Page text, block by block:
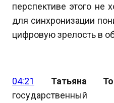
перспективе этого не
для синхронизации
цифровую зрелость в
04:21 Татьяна